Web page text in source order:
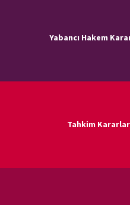
Yabancı Hakem
Tahkim